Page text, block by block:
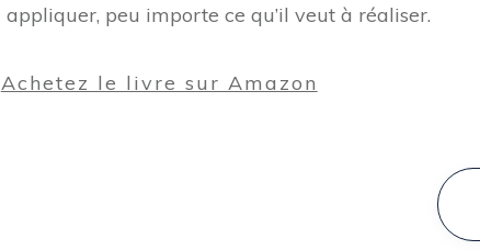
appliquer, peu importe ce qu’il veut à réaliser.
Achetez le livre sur Amazon